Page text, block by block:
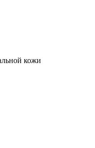
кожи